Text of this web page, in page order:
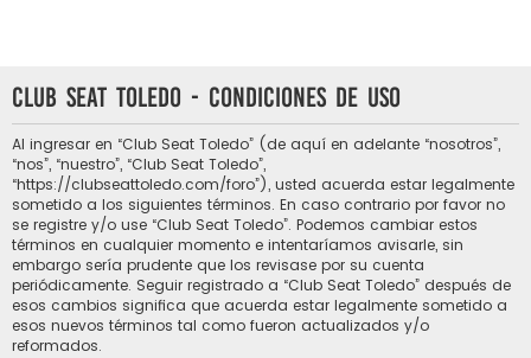
Club Seat Toledo - Condiciones de uso
Al ingresar en “Club Seat Toledo” (de aquí en adelante “nosotros”,
“nos”, “nuestro”, “Club Seat Toledo”,
“https://clubseattoledo.com/foro”), usted acuerda estar legalmente
sometido a los siguientes términos. En caso contrario por favor no
se registre y/o use “Club Seat Toledo”. Podemos cambiar estos
términos en cualquier momento e intentaríamos avisarle, sin
embargo sería prudente que los revisase por su cuenta
periódicamente. Seguir registrado a “Club Seat Toledo” después de
esos cambios significa que acuerda estar legalmente sometido a
esos nuevos términos tal como fueron actualizados y/o
reformados.